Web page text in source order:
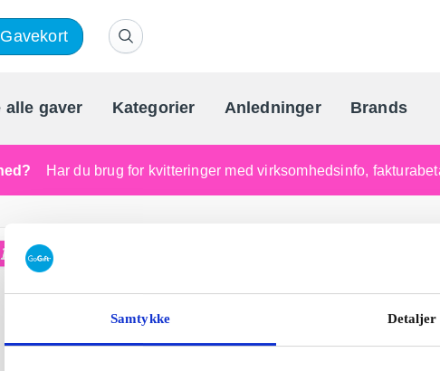
Samtykke Detaljer
alle gaver Kategorier Anledninger Brands
Har du brug for kvitteringer med virksomhedsinfo,